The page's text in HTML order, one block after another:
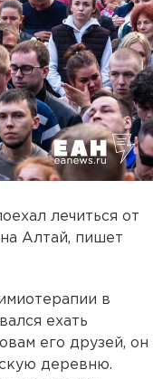
лечиться от
Алтай, пишет
в
ехать
его друзей, он
деревню.